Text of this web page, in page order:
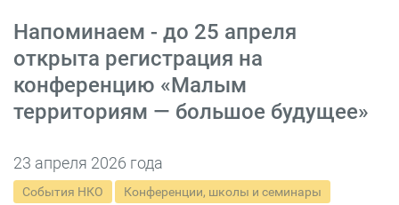
Напоминаем - до 25 апреля
открыта регистрация на
конференцию «Малым
территориям — большое будущее»
23 апреля 2026 года
События НКО Конференции, школы и семинары